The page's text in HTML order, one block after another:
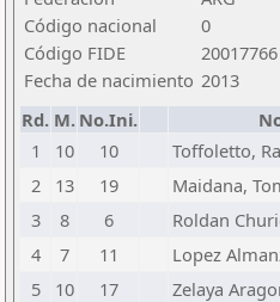
Código nacional
0
Código FIDE
20017766
Fecha de nacimiento 2013
Rd. M. No.Ini.
1
10 10 Toffoletto,
2
13 19 Maidana,
3
8 6 Roldan
4
7 11 Lopez
5
10 17 Zelaya